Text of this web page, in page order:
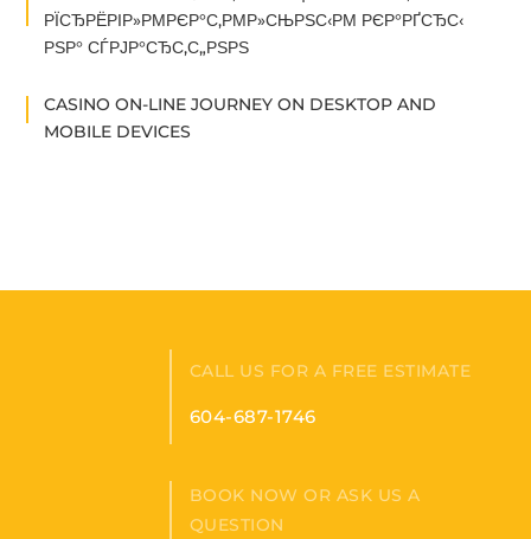
РЇСЂРЁРІР»РΜРЄР°С‚РΜР»СЊРЅС‹РΜ РЄР°РҐСЂС‹
РЅР° СЃРЈР°СЂС‚С„РЅРЅ
CASINO ON-LINE JOURNEY ON DESKTOP AND
MOBILE DEVICES
CALL US FOR A FREE ESTIMATE
604-687-1746
BOOK NOW OR ASK US A
QUESTION